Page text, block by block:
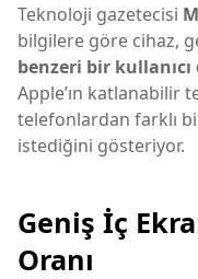
Teknoloji gazetecisi
bilgilere göre cihaz,
benzeri bir
Apple’ın katlanabilir
telefonlardan farklı
istediğini gösteriyor.
Geniş İç
Oranı